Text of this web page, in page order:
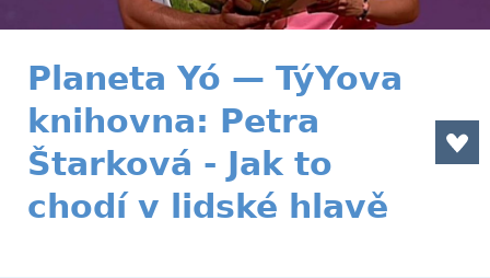
Planeta Yó — TýYova
knihovna: Petra
Štarková - Jak to
chodí v lidské hlavě